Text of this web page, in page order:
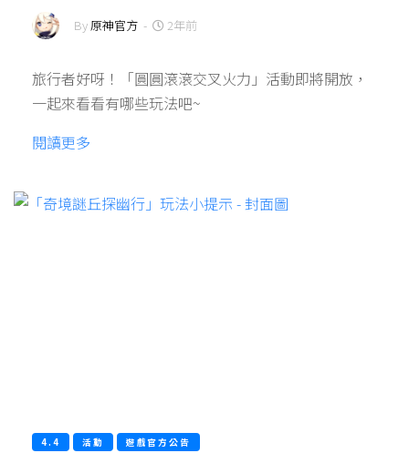
By 原神官方 - 2年前
旅行者好呀！「圓圓滾滾交叉火力」活動即將開放，
一起來看看有哪些玩法吧~
閱讀更多
4.4 活動 遊戲官方公告